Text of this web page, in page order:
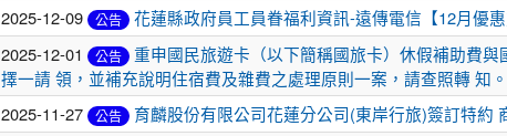
2025-12-09 公告 花蓮縣政府員工員眷福利資訊-遠傳電信【12月優惠
2025-12-01 公告
重申國民旅遊卡（以下簡稱國旅卡）休假補助費
擇一請 領，並補充說明住宿費及雜費之處理原則一案，請查照轉 知。
2025-11-27 公告 育麟股份有限公司花蓮分公司(東岸行旅)簽訂特約